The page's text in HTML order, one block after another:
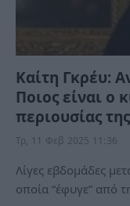
Καίτη Γκρέυ:
Ποιος είναι ο
περιουσίας της
Τρ, 11 Φεβ 2025 11:36
Λίγες εβδομάδες
οποία “έφυγε” από